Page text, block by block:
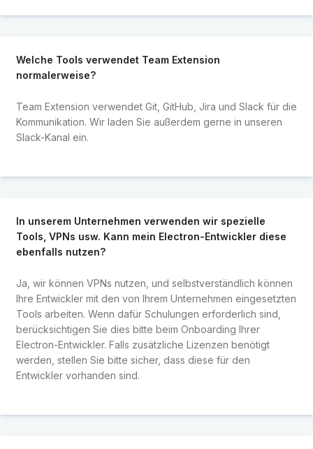
Welche Tools verwendet Team Extension
normalerweise?
Team Extension verwendet Git, GitHub, Jira und Slack für die
Kommunikation. Wir laden Sie außerdem gerne in unseren
Slack-Kanal ein.
In unserem Unternehmen verwenden wir spezielle
Tools, VPNs usw. Kann mein Electron-Entwickler diese
ebenfalls nutzen?
Ja, wir können VPNs nutzen, und selbstverständlich können
Ihre Entwickler mit den von Ihrem Unternehmen eingesetzten
Tools arbeiten. Wenn dafür Schulungen erforderlich sind,
berücksichtigen Sie dies bitte beim Onboarding Ihrer
Electron-Entwickler. Falls zusätzliche Lizenzen benötigt
werden, stellen Sie bitte sicher, dass diese für den
Entwickler vorhanden sind.